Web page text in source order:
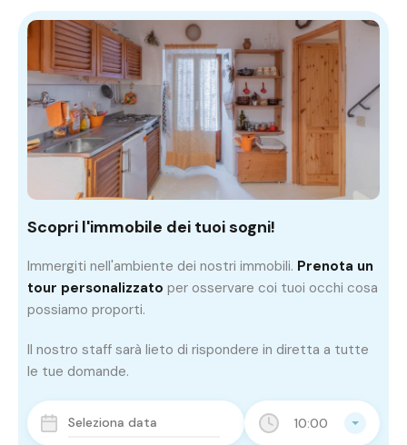
10:00
Scopri l'immobile dei tuoi sogni!
Immergiti nell'ambiente dei nostri immobili. Prenota un
tour personalizzato per osservare coi tuoi occhi cosa
possiamo proporti.
Il nostro staff sarà lieto di rispondere in diretta a tutte
le tue domande.